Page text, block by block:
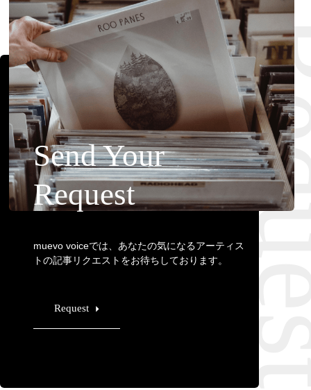
Send Your
Request
muevo voiceでは、あなたの気になるアーティス
トの記事リクエストをお待ちしております。
Request